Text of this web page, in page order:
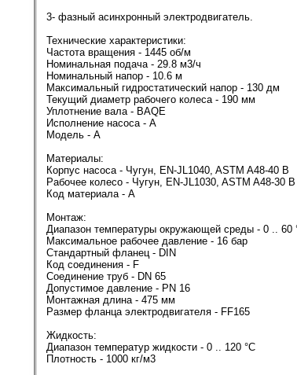
3- фазный асинхронный электродвигатель.
Технические характеристики:
Частота вращения - 1445 об/м
Номинальная подача - 29.8 м3/ч
Номинальный напор - 10.6 м
Максимальный гидростатический напор - 130 дм
Текущий диаметр рабочего колеса - 190 мм
Уплотнение вала - BAQE
Исполнение насоса - A
Модель - A
Материалы:
Корпус насоса - Чугун, EN-JL1040, ASTM A48-40 B
Рабочее колесо - Чугун, EN-JL1030, ASTM A48-30 B
Код материала - A
Монтаж:
Диапазон температуры окружающей среды - 0 .. 60
Максимальное рабочее давление - 16 бар
Стандартный фланец - DIN
Код соединения - F
Соединение труб - DN 65
Допустимое давление - PN 16
Монтажная длина - 475 мм
Размер фланца электродвигателя - FF165
Жидкость:
Диапазон температур жидкости - 0 .. 120 °C
Плотность - 1000 кг/м3